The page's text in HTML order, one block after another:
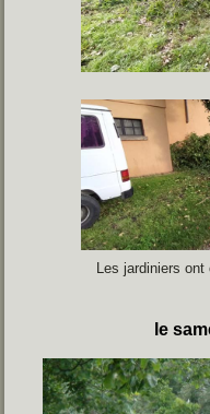
Les jardiniers
le